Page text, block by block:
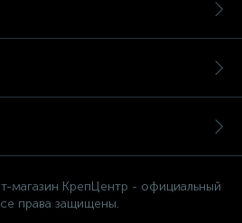
магазин КрепЦентр - официальный
права защищены.